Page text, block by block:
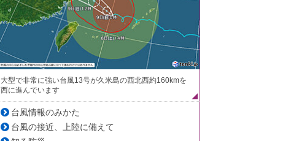
大型で非常に強い台風13号が久米島の西北西約160kmを
西に進んでいます
台風情報のみかた
台風の接近、上陸に備えて